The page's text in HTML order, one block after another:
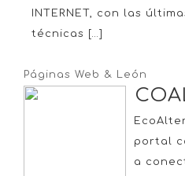
INTERNET, con las
técnicas […]
Páginas Web & León
portal
a